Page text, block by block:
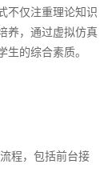
不仅注重理论知识
养，通过虚拟仿真
的综合素质。
程，包括前台接